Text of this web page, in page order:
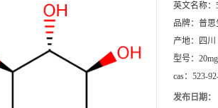
英文名称：
品牌： 普思
产地：
四川
型号： 20mg
cas： 523-
发布日期：